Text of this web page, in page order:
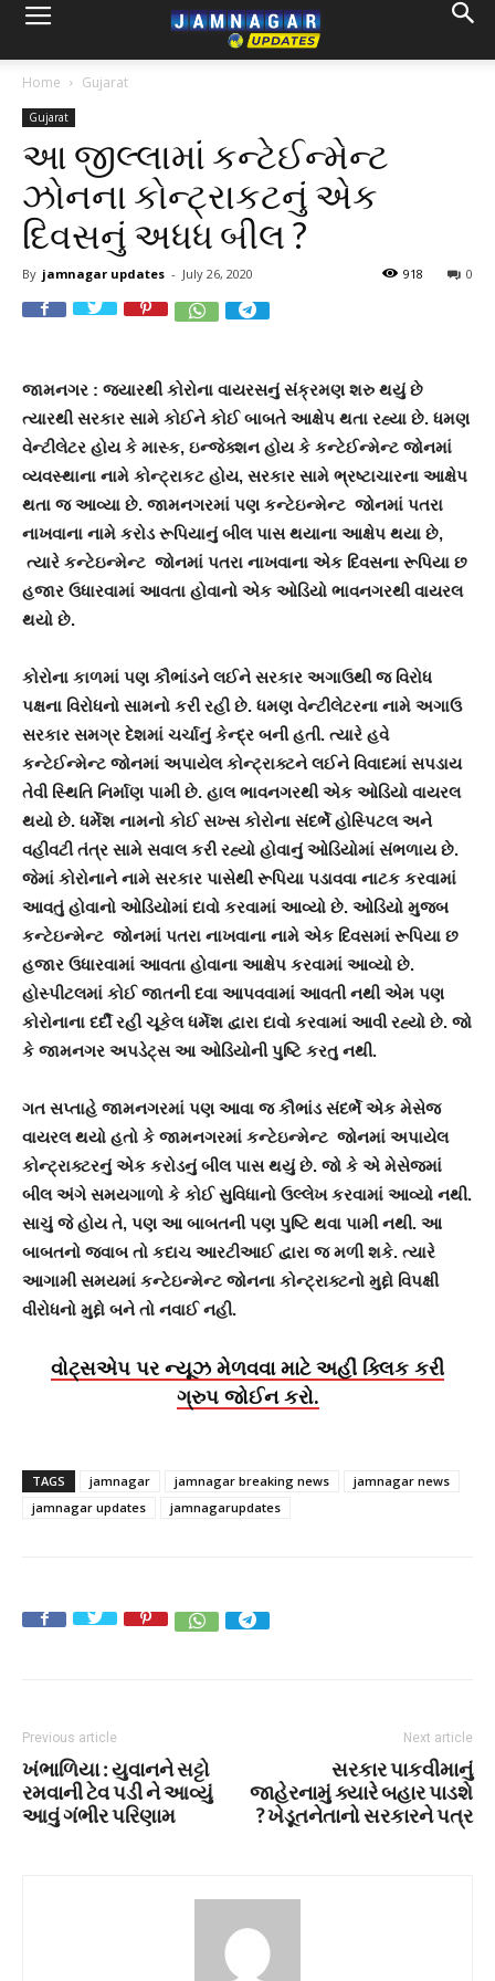
Home Gujarat
Gujarat
આ જીલ્લામાં કન્ટેઈન્મેન્ટ
ઝોનના કોન્ટ્રાકટનું એક
દિવસનું અધધ બીલ ?
By jamnagar updates - July 26, 2020 0
918
જામનગર : જ્યારથી કોરોના વાયરસનું સંક્રમણ શરુ થયું છે
ત્યારથી સરકાર સામે કોઈને કોઈ બાબતે આક્ષેપ થતા રહ્યા છે. ધમણ
વેન્ટીલેટર હોય કે માસ્ક, ઇન્જેક્શન હોય કે કન્ટેઈન્મેન્ટ જોનમાં
વ્યવસ્થાના નામે કોન્ટ્રાકટ હોય, સરકાર સામે ભ્રષ્ટાચારના આક્ષેપ
થતા જ આવ્યા છે. જામનગરમાં પણ કન્ટેઇન્મેન્ટ જોનમાં પતરા
નાખવાના નામે કરોડ રૂપિયાનું બીલ પાસ થયાના આક્ષેપ થયા છે,
ત્યારે કન્ટેઇન્મેન્ટ જોનમાં પતરા નાખવાના એક દિવસના રૂપિયા છ
હજાર ઉધારવામાં આવતા હોવાનો એક ઓડિયો ભાવનગરથી વાયરલ
થયો છે.
કોરોના કાળમાં પણ કૌભાંડને લઈને સરકાર અગાઉથી જ વિરોધ
પક્ષના વિરોધનો સામનો કરી રહી છે. ધમણ વેન્ટીલેટરના નામે અગાઉ
સરકાર સમગ્ર દેશમાં ચર્ચાનું કેન્દ્ર બની હતી. ત્યારે હવે
કન્ટેઈન્મેન્ટ જોનમાં અપાયેલ કોન્ટ્રાક્ટને લઈને વિવાદમાં સપડાય
તેવી સ્થિતિ નિર્માણ પામી છે. હાલ ભાવનગરથી એક ઓડિયો વાયરલ
થયો છે. ધર્મેશ નામનો કોઈ સખ્સ કોરોના સંદર્ભે હોસ્પિટલ અને
વહીવટી તંત્ર સામે સવાલ કરી રહ્યો હોવાનું ઓડિયોમાં સંભળાય છે.
જેમાં કોરોનાને નામે સરકાર પાસેથી રૂપિયા પડાવવા નાટક કરવામાં
આવતું હોવાનો ઓડિયોમાં દાવો કરવામાં આવ્યો છે. ઓડિયો મુજબ
કન્ટેઇન્મેન્ટ જોનમાં પતરા નાખવાના નામે એક દિવસમાં રૂપિયા છ
હજાર ઉધારવામાં આવતા હોવાના આક્ષેપ કરવામાં આવ્યો છે.
હોસ્પીટલમાં કોઈ જાતની દવા આપવવામાં આવતી નથી એમ પણ
કોરોનાના દર્દી રહી ચૂકેલ ધર્મેશ દ્વારા દાવો કરવામાં આવી રહ્યો છે. જો
કે જામનગર અપડેટ્સ આ ઓડિયોની પુષ્ટિ કરતુ નથી.
ગત સપ્તાહે જામનગરમાં પણ આવા જ કૌભાંડ સંદર્ભે એક મેસેજ
વાયરલ થયો હતો કે જામનગરમાં કન્ટેઇન્મેન્ટ જોનમાં અપાયેલ
કોન્ટ્રાક્ટરનું એક કરોડનું બીલ પાસ થયું છે. જો કે એ મેસેજમાં
બીલ અંગે સમયગાળો કે કોઈ સુવિધાનો ઉલ્લેખ કરવામાં આવ્યો નથી.
સાચું જે હોય તે, પણ આ બાબતની પણ પુષ્ટિ થવા પામી નથી. આ
બાબતનો જવાબ તો કદાચ આરટીઆઈ દ્વારા જ મળી શકે. ત્યારે
આગામી સમયમાં કન્ટેઇન્મેન્ટ જોનના કોન્ટ્રાક્ટનો મુદ્દો વિપક્ષી
વીરોધનો મુદ્દો બને તો નવાઈ નહી.
વોટ્સએપ પર ન્યૂઝ મેળવવા માટે અહીં ક્લિક કરી
ગ્રુપ જોઈન કરો.
TAGS jamnagar jamnagar breaking news
jamnagar news
jamnagar updates
jamnagarupdates
Previous article
ખંભાળિયા : યુવાનને સટ્ટો
રમવાની ટેવ પડી ને આવ્યું
આવું ગંભીર પરિણામ
Next article
સરકાર પાકવીમાનું
જાહેરનામું ક્યારે બહાર પાડશે
? ખેડૂતનેતાનો સરકારને પત્ર